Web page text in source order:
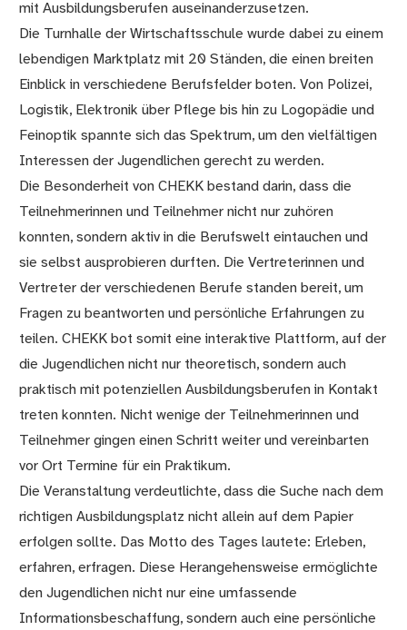
mit Ausbildungsberufen auseinanderzusetzen.
Die Turnhalle der Wirtschaftsschule wurde dabei zu einem
lebendigen Marktplatz mit 20 Ständen, die einen breiten
Einblick in verschiedene Berufsfelder boten. Von Polizei,
Logistik, Elektronik über Pflege bis hin zu Logopädie und
Feinoptik spannte sich das Spektrum, um den vielfältigen
Interessen der Jugendlichen gerecht zu werden.
Die Besonderheit von CHEKK bestand darin, dass die
Teilnehmerinnen und Teilnehmer nicht nur zuhören
konnten, sondern aktiv in die Berufswelt eintauchen und
sie selbst ausprobieren durften. Die Vertreterinnen und
Vertreter der verschiedenen Berufe standen bereit, um
Fragen zu beantworten und persönliche Erfahrungen zu
teilen. CHEKK bot somit eine interaktive Plattform, auf der
die Jugendlichen nicht nur theoretisch, sondern auch
praktisch mit potenziellen Ausbildungsberufen in Kontakt
treten konnten. Nicht wenige der Teilnehmerinnen und
Teilnehmer gingen einen Schritt weiter und vereinbarten
vor Ort Termine für ein Praktikum.
Die Veranstaltung verdeutlichte, dass die Suche nach dem
richtigen Ausbildungsplatz nicht allein auf dem Papier
erfolgen sollte. Das Motto des Tages lautete: Erleben,
erfahren, erfragen. Diese Herangehensweise ermöglichte
den Jugendlichen nicht nur eine umfassende
Informationsbeschaffung, sondern auch eine persönliche